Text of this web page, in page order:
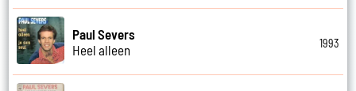
Paul Severs
Heel alleen
1993